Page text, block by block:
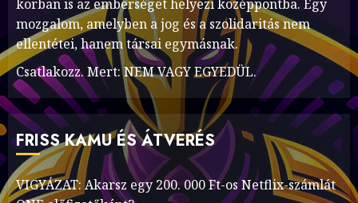
korban is az emberséget helyezi középpontba. Egy
mozgalom, amelyben a jog és a szolidaritás nem
ellentétei, hanem társai egymásnak.
Csatlakozz. Mert: NEM VAGY EGYEDÜL.
FRISS KAMU ÉS ÁTVERÉS
VIGYÁZAT: Akarsz egy 200. 000 Ft-os Netflix-számlát